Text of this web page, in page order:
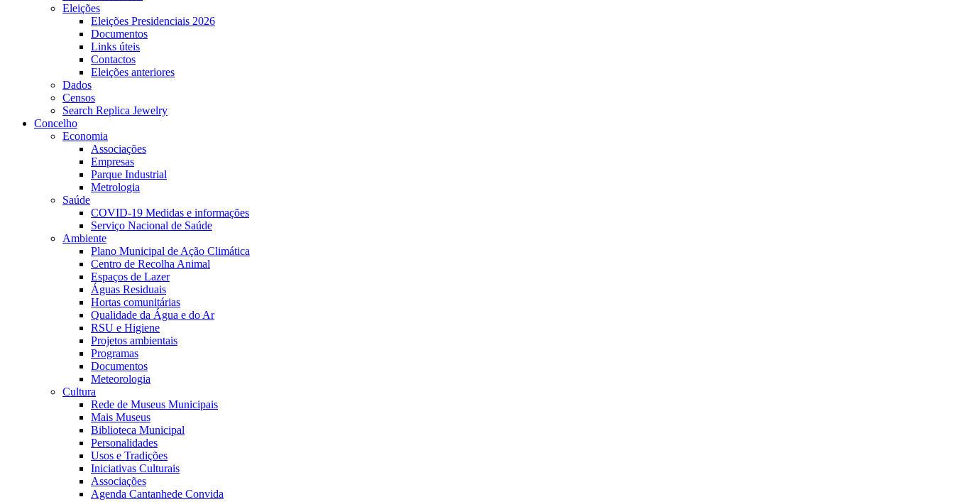
Eleições
Eleições Presidenciais 2026
Documentos
Links úteis
Contactos
Eleições anteriores
Dados
Censos
Search Replica Jewelry
Concelho
Economia
Associações
Empresas
Parque Industrial
Metrologia
Saúde
COVID-19 Medidas e informações
Serviço Nacional de Saúde
Ambiente
Plano Municipal de Ação Climática
Centro de Recolha Animal
Espaços de Lazer
Águas Residuais
Hortas comunitárias
Qualidade da Água e do Ar
RSU e Higiene
Projetos ambientais
Programas
Documentos
Meteorologia
Cultura
Rede de Museus Municipais
Mais Museus
Biblioteca Municipal
Personalidades
Usos e Tradições
Iniciativas Culturais
Associações
Agenda Cantanhede Convida